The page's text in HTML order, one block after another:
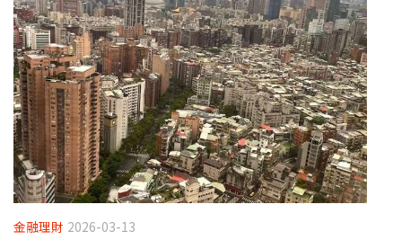
金融理財 2026-03-13